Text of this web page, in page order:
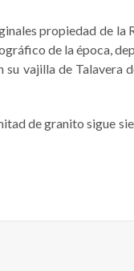
propiedad de la
de la época,
vajilla de Talavera
de granito sigue